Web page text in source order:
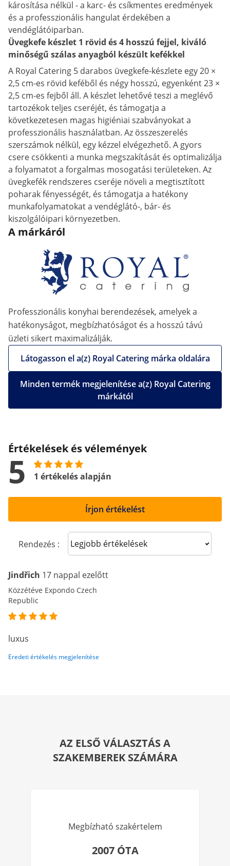
károsítása nélkül - a karc- és csíkmentes eredmények
és a professzionális hangulat érdekében a
vendéglátóiparban.
Üvegkefe készlet 1 rövid és 4 hosszú fejjel, kiváló
minőségű szálas anyagból készült kefékkel
A Royal Catering 5 darabos üvegkefe-készlete egy 20 ×
2,5 cm-es rövid keféből és négy hosszú, egyenként 23 ×
2,5 cm-es fejből áll. A készlet lehetővé teszi a meglévő
tartozékok teljes cseréjét, és támogatja a
következetesen magas higiéniai szabványokat a
professzionális használatban. Az összeszerelés
szerszámok nélkül, egy kézzel elvégezhető. A gyors
csere csökkenti a munka megszakítását és optimalizálja
a folyamatot a forgalmas mosogatási területeken. Az
üvegkefék rendszeres cseréje növeli a megtisztított
poharak fényességét, és támogatja a hatékony
munkafolyamatokat a vendéglátó-, bár- és
kiszolgálóipari környezetben.
A márkáról
Professzionális konyhai berendezések, amelyek a
hatékonyságot, megbízhatóságot és a hosszú távú
üzleti sikert maximalizálják.
Látogasson el a(z) Royal Catering márka oldalára
Minden termék megjelenítése a(z) Royal Catering
márkától
Értékelések és vélemények
5 1 értékelés alapján
Írjon értékelést
Rendezés : Sort reviews
Jindřich 17 nappal ezelőtt
Közzétéve Expondo Czech
Republic
luxus
Eredeti értékelés megjelenítése
AZ ELSŐ VÁLASZTÁS A
SZAKEMBEREK SZÁMÁRA
Megbízható szakértelem
2007 ÓTA